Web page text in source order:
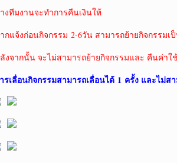
งทีมงานจะทำการคืนเงินให้
กแจ้งก่อนกิจกรรม 2-6วัน สามารถย้ายกิจกรรมเ
งจากนั้น จะไม่สามารถย้ายกิจกรรมและ คืนค่าใ
รเลื่อนกิจกรรมสามารถเลื่อนได้ 1 ครั้ง และไม่ส